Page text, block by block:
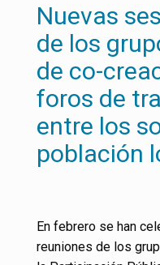
Nuevas
de los
de co-
foros de
entre los
población
En febrero se han
reuniones de los